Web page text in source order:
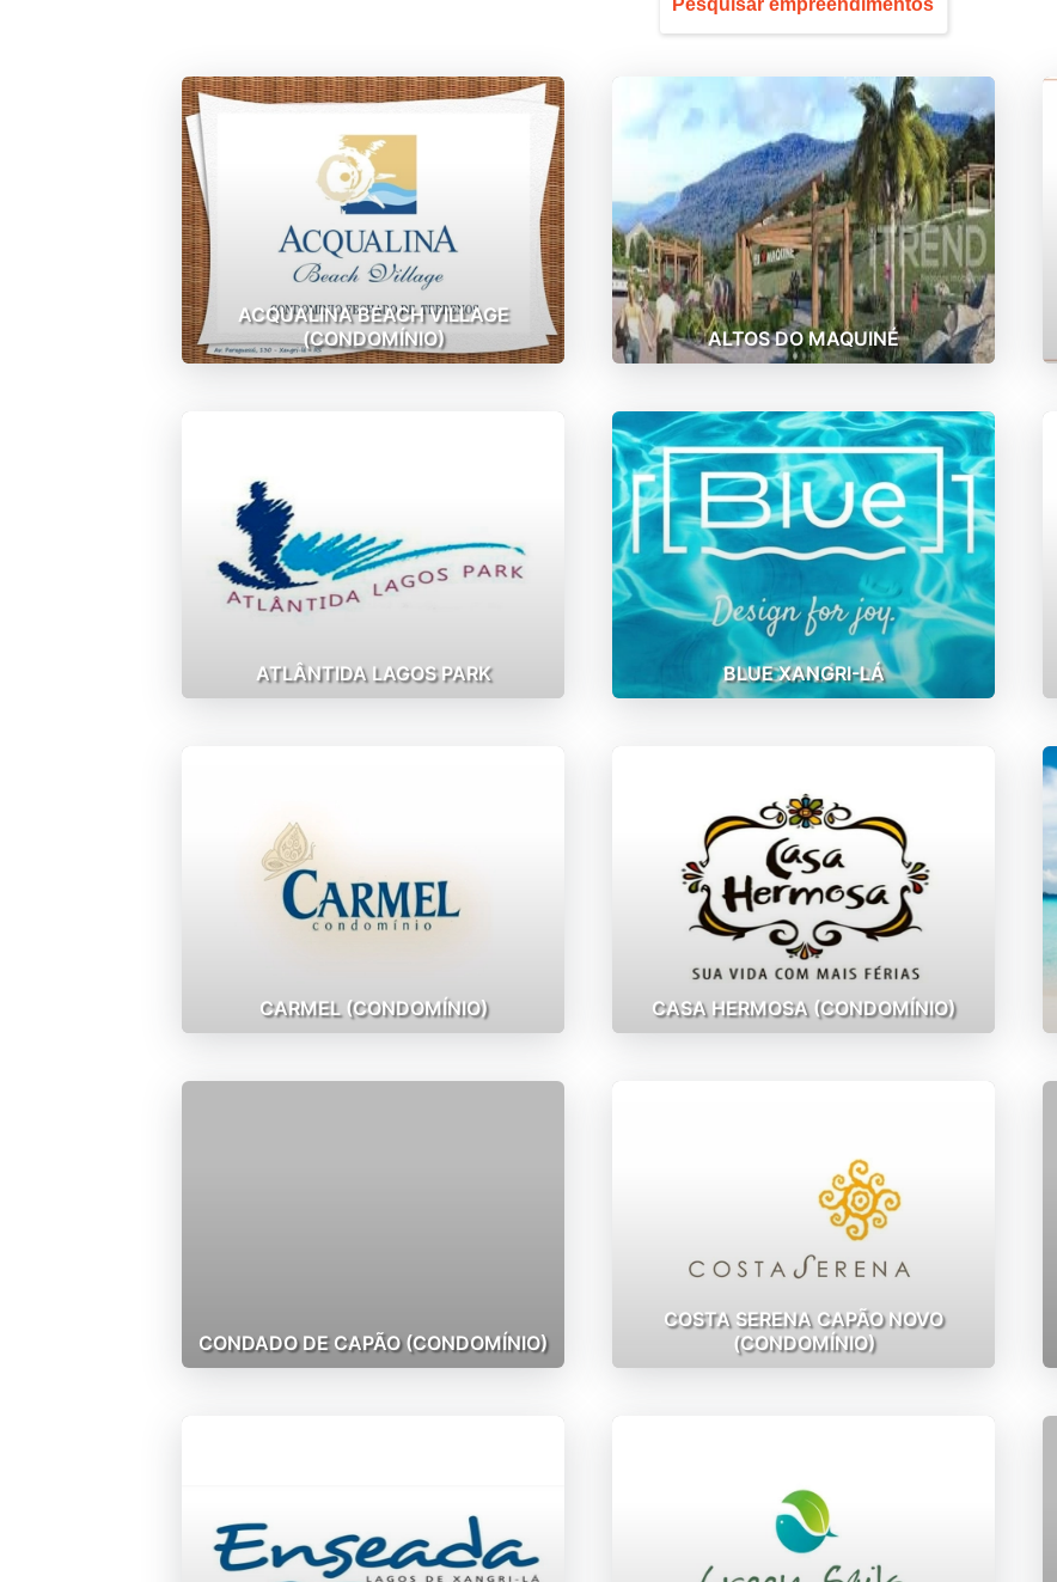
ACQUALINA BEACH VILLAGE
(CONDOMÍNIO)
ALTOS DO MAQUINÉ
ATLÂNTIDA LAGOS PARK BLUE XANGRI-LÁ
CARMEL (CONDOMÍNIO) CASA HERMOSA (CONDOMÍNIO)
CONDADO DE CAPÃO (CONDOMÍNIO)
COSTA SERENA CAPÃO NOVO
(CONDOMÍNIO)